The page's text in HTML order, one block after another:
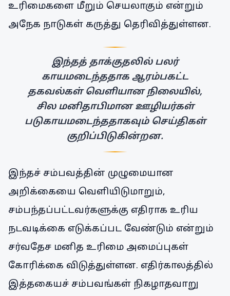
உரிமைகளை மீறும் செயலாகும் என்றும்
அநேக நாடுகள் கருத்து தெரிவித்துள்ளன.
இந்தத் தாக்குதலில் பலர்
காயமடைந்ததாக ஆரம்பகட்ட
தகவல்கள் வெளியான நிலையில்,
சில மனிதாபிமான ஊழியர்கள்
படுகாயமடைந்ததாகவும் செய்திகள்
குறிப்பிடுகின்றன.
இந்தச் சம்பவத்தின் முழுமையான
அறிக்கையை வெளியிடுமாறும்,
சம்பந்தப்பட்டவர்களுக்கு எதிராக உரிய
நடவடிக்கை எடுக்கப்பட வேண்டும் என்றும்
சர்வதேச மனித உரிமை அமைப்புகள்
கோரிக்கை விடுத்துள்ளன. எதிர்காலத்தில்
இத்தகையச் சம்பவங்கள் நிகழாதவாறு